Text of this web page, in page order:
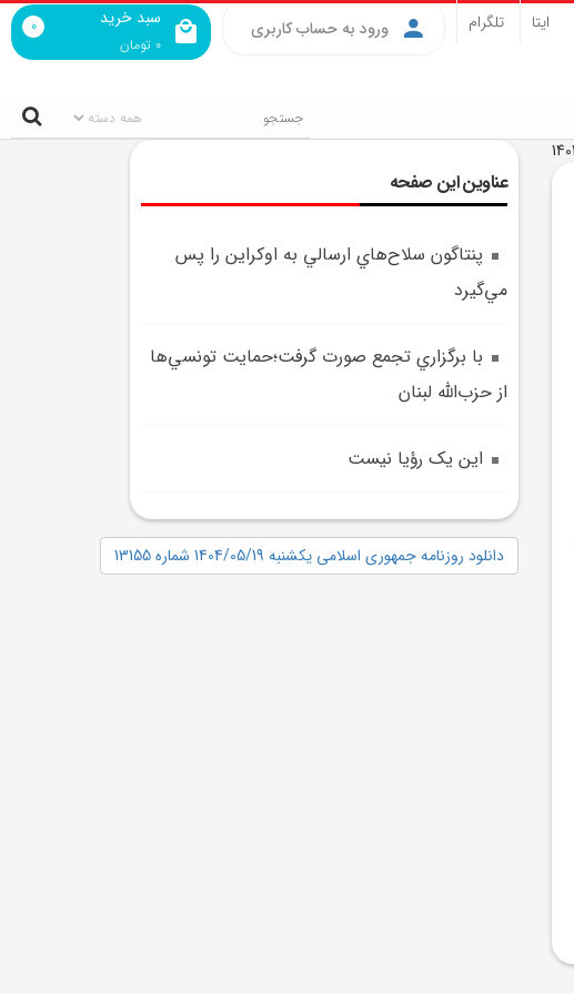
سبد خرید
0 تومان
0 ورود به حساب کاربری ایتا تلگرام
عناوین این صفحه
پنتاگون سلاح‌هاي ارسالي به اوکراين را پس
مي‌گيرد
با برگزاري تجمع صورت گرفت؛حمايت تونسي‌ها
از حزب‌الله لبنان
اين يک رؤيا نيست
دانلود روزنامه جمهوری اسلامی یکشنبه 1404/05/19 شماره 13155